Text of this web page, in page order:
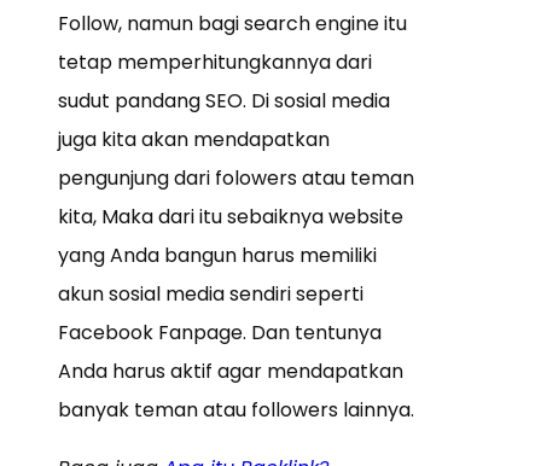
Follow, namun bagi search engine itu
tetap memperhitungkannya dari
sudut pandang SEO. Di sosial media
juga kita akan mendapatkan
pengunjung dari folowers atau teman
kita, Maka dari itu sebaiknya website
yang Anda bangun harus memiliki
akun sosial media sendiri seperti
Facebook Fanpage. Dan tentunya
Anda harus aktif agar mendapatkan
banyak teman atau followers lainnya.